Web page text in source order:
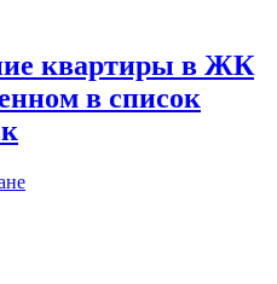
квартиры в ЖК
в список